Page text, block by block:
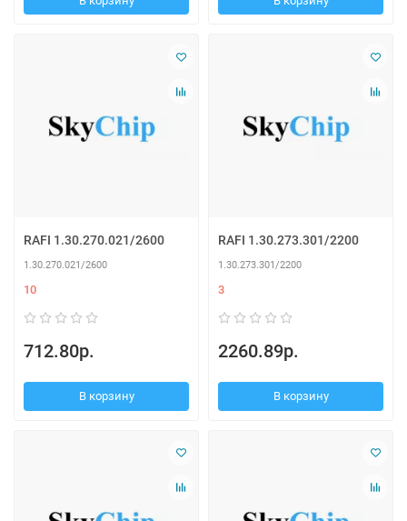
RAFI 1.30.270.021/2600
1.30.270.021/2600
10
712.80р.
В корзину
RAFI 1.30.273.301/2200
1.30.273.301/2200
3
2260.89р.
В корзину